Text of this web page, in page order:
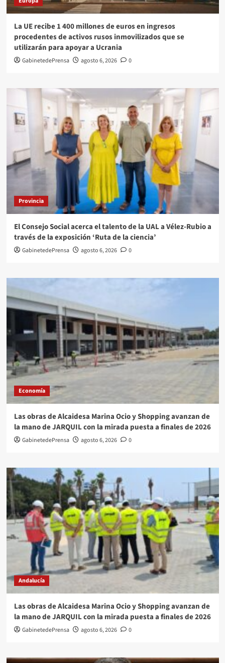
La UE recibe 1 400 millones de euros en ingresos
procedentes de activos rusos inmovilizados que se
utilizarán para apoyar a Ucrania
GabinetedePrensa agosto 6, 2026 0
Provincia
El Consejo Social acerca el talento de la UAL a Vélez-Rubio a
través de la exposición ‘Ruta de la ciencia’
GabinetedePrensa agosto 6, 2026 0
Economía
Las obras de Alcaidesa Marina Ocio y Shopping avanzan de
la mano de JARQUIL con la mirada puesta a finales de 2026
GabinetedePrensa agosto 6, 2026 0
Andalucía
Las obras de Alcaidesa Marina Ocio y Shopping avanzan de
la mano de JARQUIL con la mirada puesta a finales de 2026
GabinetedePrensa agosto 6, 2026 0